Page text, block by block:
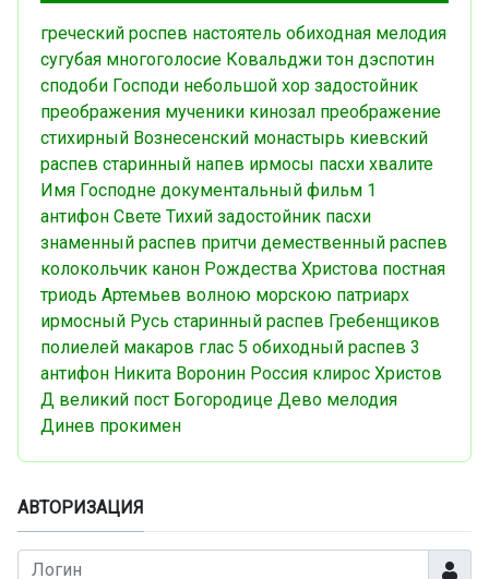
греческий роспев настоятель обиходная мелодия
сугубая многоголосие Ковальджи тон дэспотин
сподоби Господи небольшой хор задостойник
преображения мученики кинозал преображение
стихирный Вознесенский монастырь киевский
распев старинный напев ирмосы пасхи хвалите
Имя Господне документальный фильм 1
антифон Свете Тихий задостойник пасхи
знаменный распев притчи демественный распев
колокольчик канон Рождества Христова постная
триодь Артемьев волною морскою патриарх
ирмосный Русь старинный распев Гребенщиков
полиелей макаров глас 5 обиходный распев 3
антифон Никита Воронин Россия клирос Христов
Д великий пост Богородице Дево мелодия
Динев прокимен
АВТОРИЗАЦИЯ
Логин